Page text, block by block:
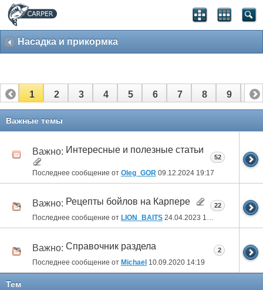
Насадка и прикормка
1 2 3 4 5 6 7 8 9 10
11 12
Важные темы
Важно: Интересные и полезные статьи
Последнее сообщение от Oleg_GOR 09.12.2024 19:17
52
Важно: Рецепты бойлов на Карпере
Последнее сообщение от LION_BAITS 24.04.2023 14:06
22
Важно: Справочник раздела
Последнее сообщение от Michael 10.09.2020 14:19
2
Тем